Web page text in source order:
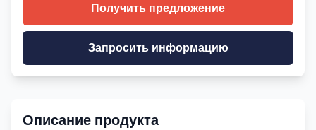
Получить предложение
Запросить информацию
Описание продукта